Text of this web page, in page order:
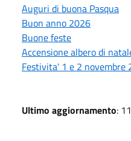
Auguri di buona Pasqua
Buon anno 2026
Buone feste
Accensione albero di
Festivita' 1 e 2 novembre
Ultimo aggiornamento: